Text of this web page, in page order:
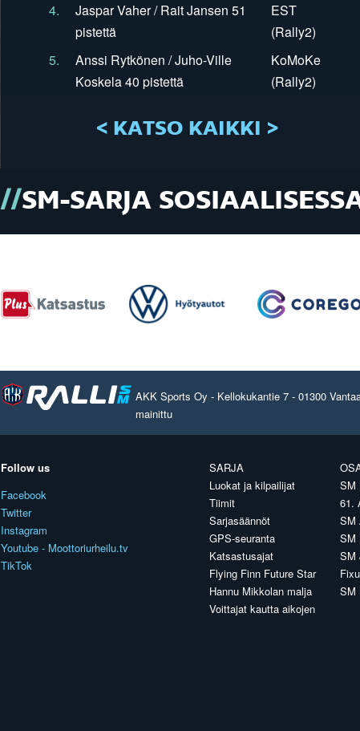
4.
Jaspar Vaher / Rait Jansen 51
pistettä
EST
(Rally2)
5.
Anssi Rytkönen / Juho-Ville
Koskela 40 pistettä
KoMoKe
(Rally2)
< KATSO KAIKKI >
SM-SARJA
AKK Sports Oy - Kellokukantie 7 - 01300
mainittu
Follow us
Facebook
Twitter
Instagram
Youtube - Moottoriurheilu.tv
TikTok
SARJA
Luokat ja kilpailijat
Tiimit
Sarjasäännöt
GPS-seuranta
Katsastusajat
Flying Finn Future Star
Hannu Mikkolan malja
Voittajat kautta aikojen
SM
61.
SM
SM
SM
SM